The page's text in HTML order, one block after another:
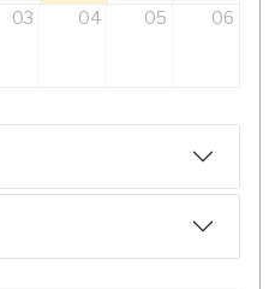
03 04 05 06